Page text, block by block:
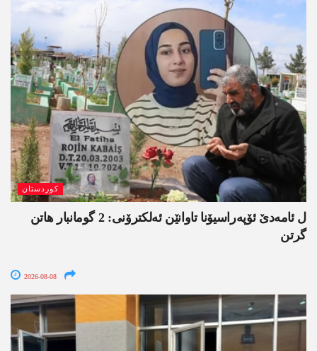
کوردستان
ل ئامەدێ ئۆپەراسیۆنا تاوانێن ئەلکترۆنی: 2 گومانبار ھاتن
گرتن
2026-08-08